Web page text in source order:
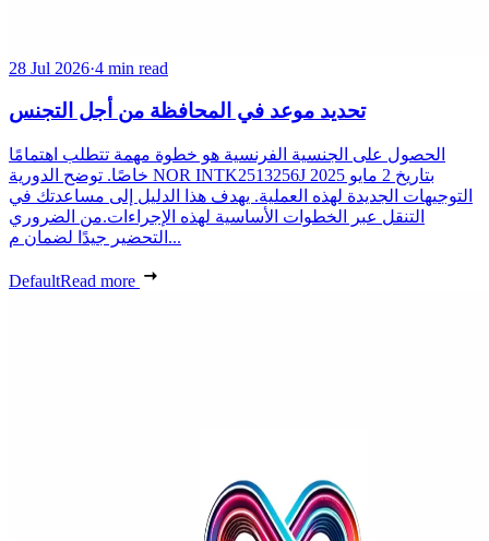
28 Jul 2026·4 min read
تحديد موعد في المحافظة من أجل التجنس
الحصول على الجنسية الفرنسية هو خطوة مهمة تتطلب اهتمامًا
خاصًا. توضح الدورية NOR INTK2513256J بتاريخ 2 مايو 2025
التوجيهات الجديدة لهذه العملية. يهدف هذا الدليل إلى مساعدتك في
التنقل عبر الخطوات الأساسية لهذه الإجراءات.من الضروري
التحضير جيدًا لضمان م...
DefaultRead more